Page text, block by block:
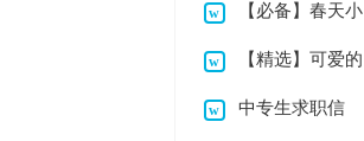
托书(15篇)【必备】春天小
学作文四篇【精选】可爱的
小学作文300字6篇
中专生求职信